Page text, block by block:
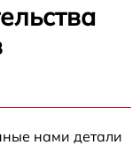
нами детали